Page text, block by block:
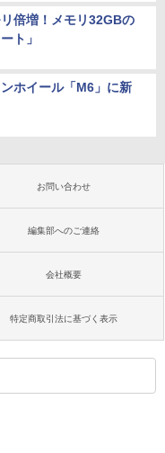
倍増！メモリ32GBの
ト」
ホイール「M6」に新
お問い合わせ
編集部へのご連絡
会社概要
特定商取引法に基づく表示